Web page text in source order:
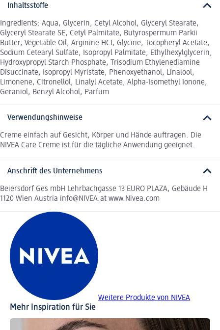
Inhaltsstoffe
Ingredients: Aqua, Glycerin, Cetyl Alcohol, Glyceryl Stearate,
Glyceryl Stearate SE, Cetyl Palmitate, Butyrospermum Parkii
Butter, Vegetable Oil, Arginine HCI, Glycine, Tocopheryl Acetate,
Sodium Cetearyl Sulfate, Isopropyl Palmitate, Ethylhexylglycerin,
Hydroxypropyl Starch Phosphate, Trisodium Ethylenediamine
Disuccinate, Isopropyl Myristate, Phenoxyethanol, Linalool,
Limonene, Citronellol, Linalyl Acetate, Alpha-Isomethyl Ionone,
Geraniol, Benzyl Alcohol, Parfum
Verwendungshinweise
Creme einfach auf Gesicht, Körper und Hände auftragen. Die
NIVEA Care Creme ist für die tägliche Anwendung geeignet.
Anschrift des Unternehmens
Beiersdorf Ges mbH Lehrbachgasse 13 EURO PLAZA, Gebäude H
1120 Wien Austria info@NIVEA.at www.Nivea.com
Weitere Produkte von NIVEA
Mehr Inspiration für Sie